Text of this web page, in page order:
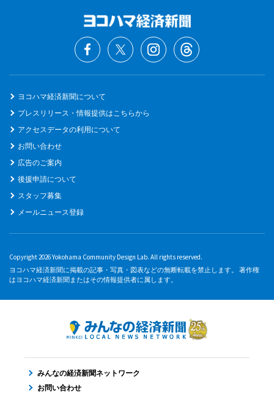
ヨコハマ経済新聞について
プレスリリース・情報提供はこちらから
アクセスデータの利用について
お問い合わせ
広告のご案内
後援申請について
スタッフ募集
メールニュース登録
Copyright 2026 Yokohama Community Design Lab. All rights reserved.
ヨコハマ経済新聞に掲載の記事・写真・図表などの無断転載を禁止します。 著作権
はヨコハマ経済新聞またはその情報提供者に属します。
みんなの経済新聞ネットワーク
お問い合わせ